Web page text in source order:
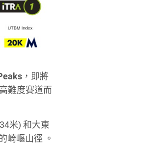
，即將
難度賽道而
米) 和大東
崎嶇山徑 。